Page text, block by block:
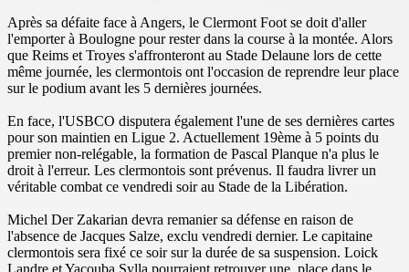
Après sa défaite face à Angers, le Clermont Foot se doit d'aller
l'emporter à Boulogne pour rester dans la course à la montée. Alors
que Reims et Troyes s'affronteront au Stade Delaune lors de cette
même journée, les clermontois ont l'occasion de reprendre leur place
sur le podium avant les 5 dernières journées.
En face, l'USBCO disputera également l'une de ses dernières cartes
pour son maintien en Ligue 2. Actuellement 19ème à 5 points du
premier non-relégable, la formation de Pascal Planque n'a plus le
droit à l'erreur. Les clermontois sont prévenus. Il faudra livrer un
véritable combat ce vendredi soir au Stade de la Libération.
Michel Der Zakarian devra remanier sa défense en raison de
l'absence de Jacques Salze, exclu vendredi dernier. Le capitaine
clermontois sera fixé ce soir sur la durée de sa suspension. Loick
Landre et Yacouba Sylla pourraient retrouver une place dans le